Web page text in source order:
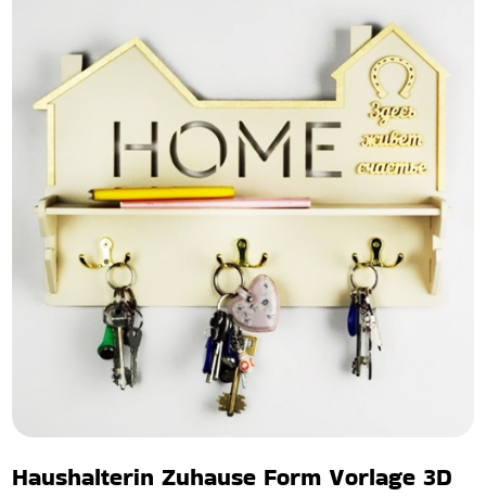
Haushalterin Zuhause Form Vorlage 3D